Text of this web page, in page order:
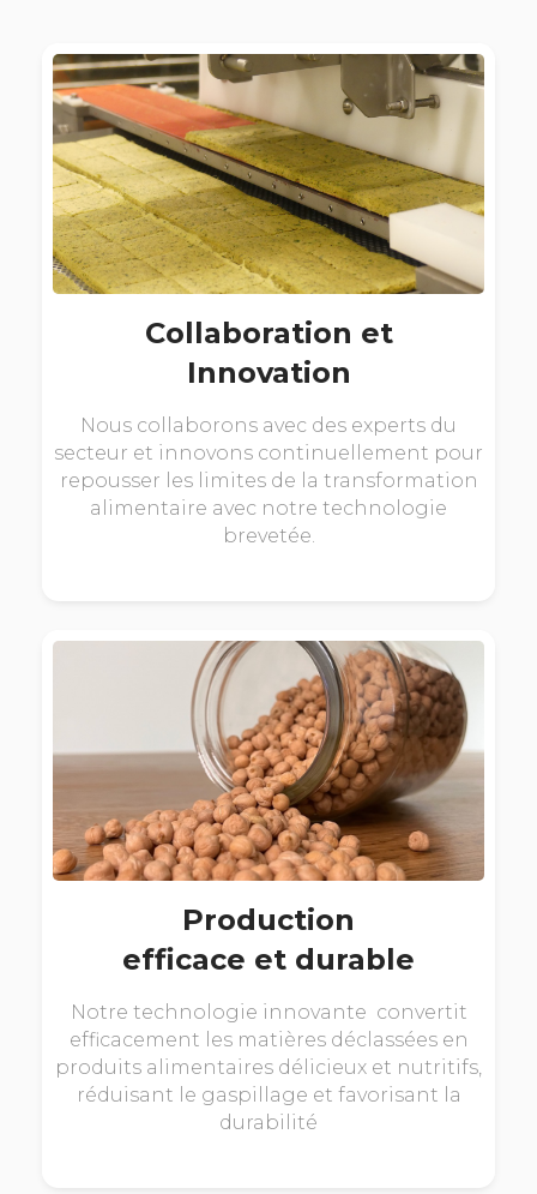
Collaboration et
Innovation
Nous collaborons avec des experts du
secteur et innovons continuellement pour
repousser les limites de la transformation
alimentaire avec notre technologie
brevetée.
Production
efficace et durable
Notre technologie innovante convertit
efficacement les matières déclassées en
produits alimentaires délicieux et nutritifs,
réduisant le gaspillage et favorisant la
durabilité